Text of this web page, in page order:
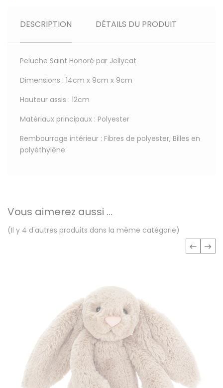
DESCRIPTION DÉTAILS DU PRODUIT
Peluche Saint Honoré par Jellycat
Dimensions : 14cm x 9cm x 9cm
Hauteur assis : 12cm
Matériaux principaux : Polyester
Rembourrage intérieur : Fibres de polyester, Billes en
polyéthylène
Vous aimerez aussi ...
(Il y 4 d'autres produits dans la même catégorie)